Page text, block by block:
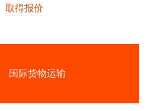
取得报价
国际货物运输